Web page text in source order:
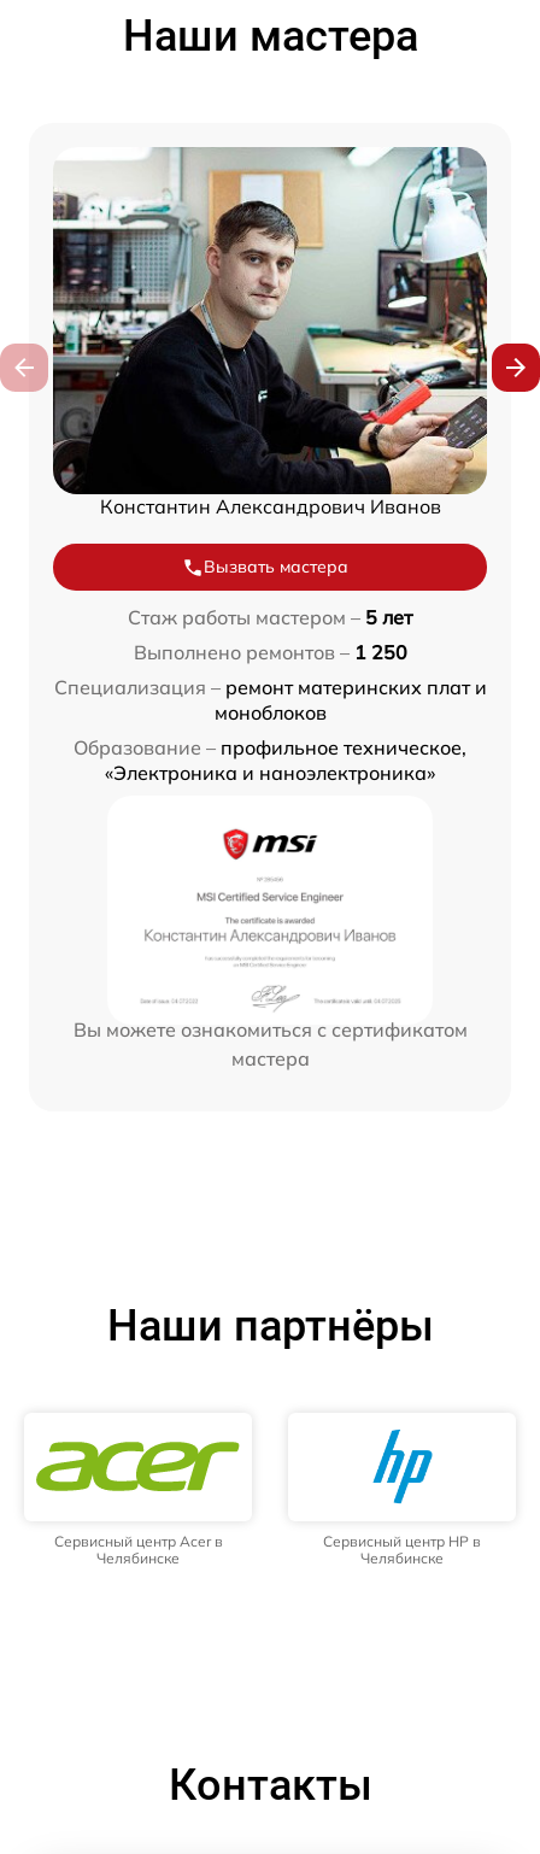
Наши мастера
Константин Александрович Иванов
Вызвать мастера
Стаж работы мастером – 5 лет
Выполнено ремонтов – 1 250
Специализация – ремонт материнских плат и
моноблоков
Образование – профильное техническое,
«Электроника и наноэлектроника»
Вы можете ознакомиться с сертификатом
мастера
Наши партнёры
Сервисный центр Acer в
Челябинске
Сервисный центр HP в
Челябинске
Контакты